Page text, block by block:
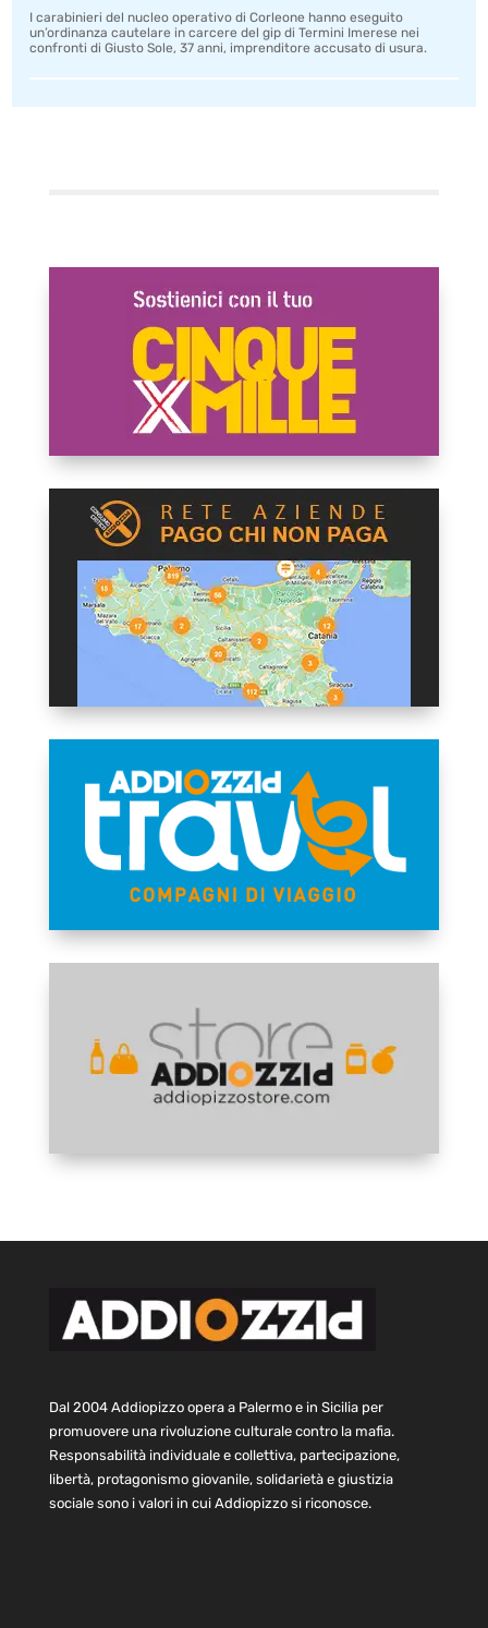
I carabinieri del nucleo operativo di Corleone hanno eseguito
un’ordinanza cautelare in carcere del gip di Termini Imerese nei
confronti di Giusto Sole, 37 anni, imprenditore accusato di usura.
Dal 2004 Addiopizzo opera a Palermo e in Sicilia per
promuovere una rivoluzione culturale contro la mafia.
Responsabilità individuale e collettiva, partecipazione,
libertà, protagonismo giovanile, solidarietà e giustizia
sociale sono i valori in cui Addiopizzo si riconosce.